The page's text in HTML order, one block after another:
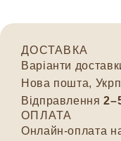
ДОСТАВКА
Варіанти
Нова пошта,
Відправлення
ОПЛАТА
Онлайн-оплата